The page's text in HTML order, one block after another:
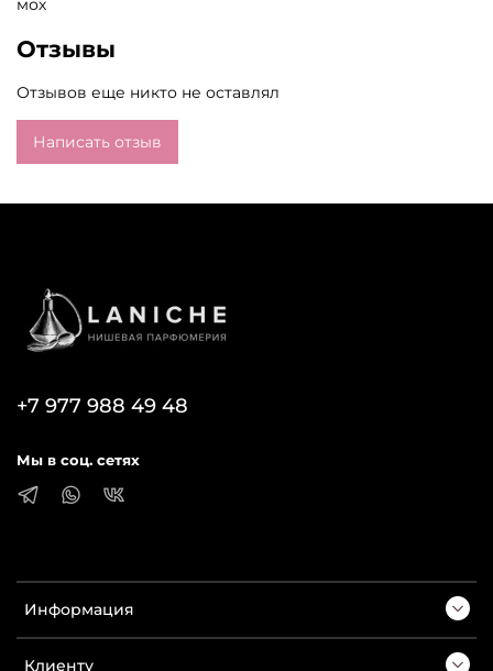
мох
Отзывы
Отзывов еще никто не оставлял
Написать отзыв
Информация
Клиенту
+7 977 988 49 48
Мы в соц. сетях